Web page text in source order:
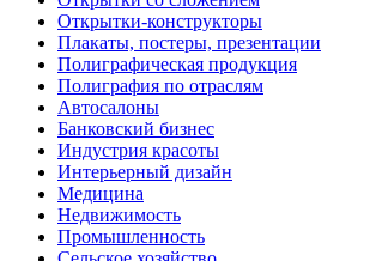
Открытки-конструкторы
Плакаты, постеры, презентации
Полиграфическая продукция
Полиграфия по отраслям
Автосалоны
Банковский бизнес
Индустрия красоты
Интерьерный дизайн
Медицина
Недвижимость
Промышленность